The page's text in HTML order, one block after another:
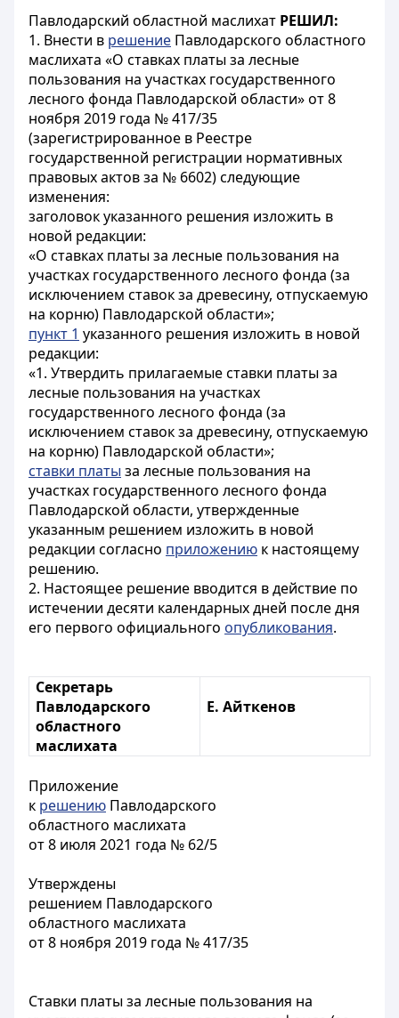
Павлодарский областной маслихат РЕШИЛ:
1. Внести в решение Павлодарского областного
маслихата «О ставках платы за лесные
пользования на участках государственного
лесного фонда Павлодарской области» от 8
ноября 2019 года № 417/35
(зарегистрированное в Реестре
государственной регистрации нормативных
правовых актов за № 6602) следующие
изменения:
заголовок указанного решения изложить в
новой редакции:
«О ставках платы за лесные пользования на
участках государственного лесного фонда (за
исключением ставок за древесину, отпускаемую
на корню) Павлодарской области»;
пункт 1 указанного решения изложить в новой
редакции:
«1. Утвердить прилагаемые ставки платы за
лесные пользования на участках
государственного лесного фонда (за
исключением ставок за древесину, отпускаемую
на корню) Павлодарской области»;
ставки платы за лесные пользования на
участках государственного лесного фонда
Павлодарской области, утвержденные
указанным решением изложить в новой
редакции согласно приложению к настоящему
решению.
2. Настоящее решение вводится в действие по
истечении десяти календарных дней после дня
его первого официального опубликования.
Секретарь
Павлодарского
областного
маслихата
Е. Айткенов
Приложение
к решению Павлодарского
областного маслихата
от 8 июля 2021 года № 62/5
Утверждены
решением Павлодарского
областного маслихата
от 8 ноября 2019 года № 417/35
Ставки платы за лесные пользования на